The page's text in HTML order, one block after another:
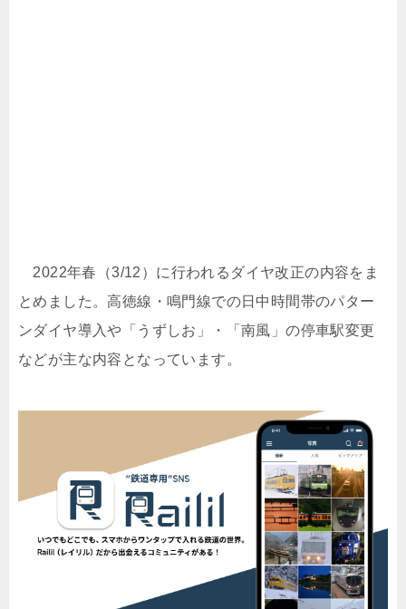
2022年春（3/12）に行われるダイヤ改正の内容をま
とめました。高徳線・鳴門線での日中時間帯のパター
ンダイヤ導入や「うずしお」・「南風」の停車駅変更
などが主な内容となっています。